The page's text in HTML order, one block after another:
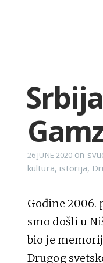
26 JUNE 2020 on
kultura, istorija,
Godine 2006.
smo došli u
bio je
Drugog